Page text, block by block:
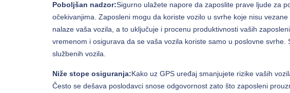
Poboljšan nadzor:Sigurno ulažete napore da zaposlite prave ljude za
očekivanjima. Zaposleni mogu da koriste vozilo u svrhe koje nisu
nalaze vaša vozila, a to uključuje i procenu produktivnosti vaših
vremenom i osigurava da se vaša vozila koriste samo u poslovne
službenih vozila.
Niže stope osiguranja:Kako uz GPS uređaj smanjujete rizike vaših
Često se dešava poslodavci snose odgovornost zato što zaposleni